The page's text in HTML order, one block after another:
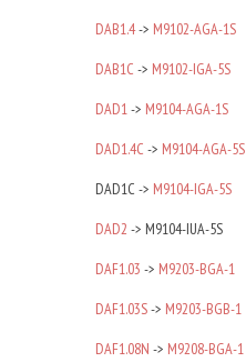
DAB1.4-> M9102-AGA-1S
DAB1C -> M9102-IGA-5S
DAD1-> M9104-AGA-1S
DAD1.4C -> M9104-AGA-5S
DAD1C -> M9104-IGA-5S
DAD2 -> M9104-IUA-5S
DAF1.03 -> M9203-BGA-1
DAF1.03S-> M9203-BGB-1
DAF1.08N -> M9208-BGA-1